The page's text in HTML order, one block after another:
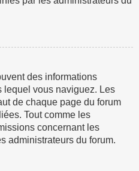
des informations
lequel vous naviguez. Les
de chaque page du forum
Tout comme les
concernant les
administrateurs du forum.